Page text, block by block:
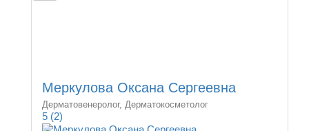
Меркулова Оксана Сергеевна
Дерматовенеролог, Дерматокосметолог
5 (2)